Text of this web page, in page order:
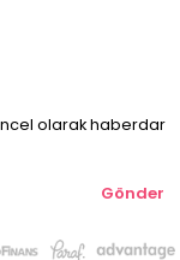
olarak haberdar
Gönder